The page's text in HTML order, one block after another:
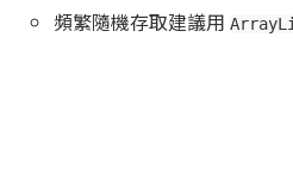
頻繁隨機存取建議用